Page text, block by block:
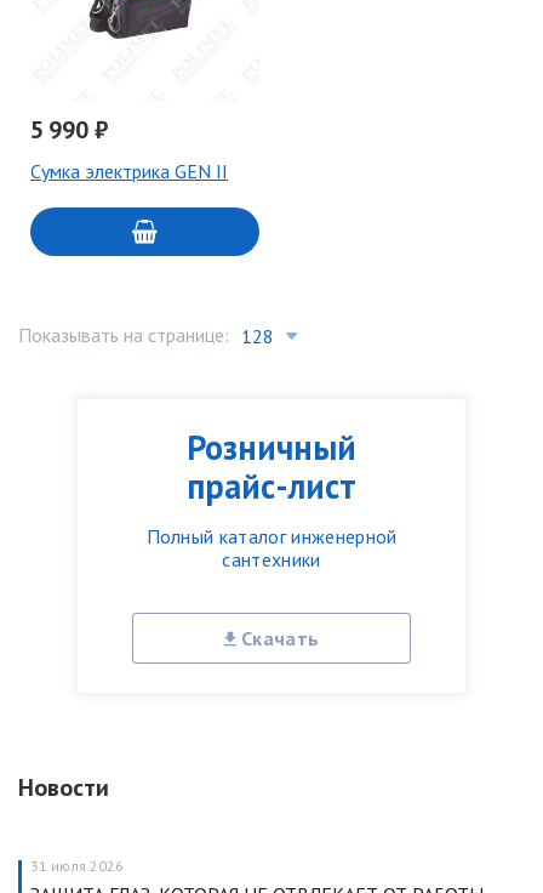
Розничный
прайс-лист
Полный каталог инженерной
сантехники
Скачать
Новости
31 июля 2026
5 990 ₽
Сумка электрика GEN II
Показывать на странице: